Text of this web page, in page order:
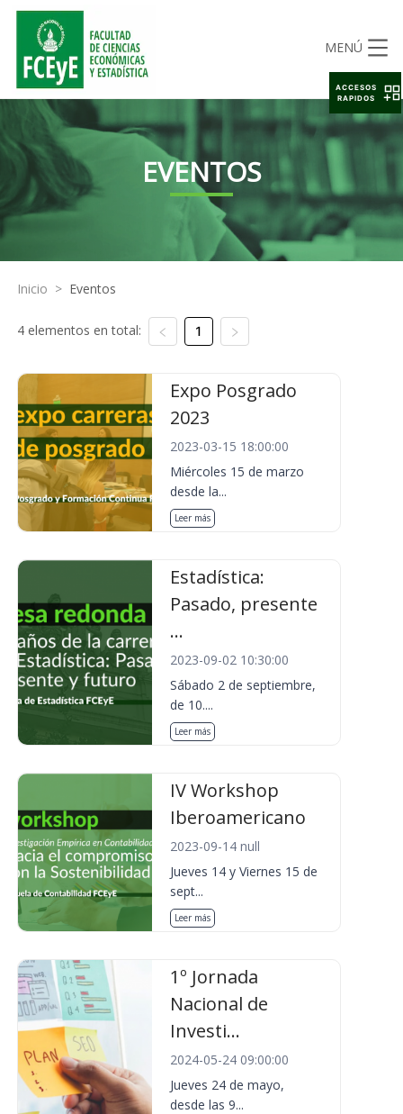
MENÚ
EVENTOS
Inicio > Eventos
4 elementos en total: 1
Expo Posgrado
2023
2023-03-15 18:00:00
Miércoles 15 de marzo
desde la...
Leer más
Estadística:
Pasado, presente
...
2023-09-02 10:30:00
Sábado 2 de septiembre,
de 10....
Leer más
IV Workshop
Iberoamericano
2023-09-14 null
Jueves 14 y Viernes 15 de
sept...
Leer más
1º Jornada
Nacional de
Investi...
2024-05-24 09:00:00
Jueves 24 de mayo,
desde las 9...
ACCESOS
RAPIDOS